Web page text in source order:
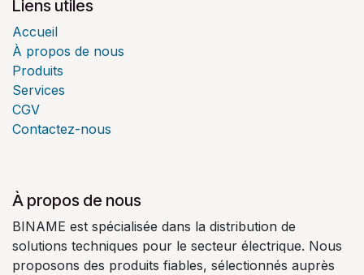
Liens utiles
Accueil
À propos de nous
Produits
Services
CGV
Contactez-nous
À propos de nous
BINAME est spécialisée dans la distribution de
solutions techniques pour le secteur électrique. Nous
proposons des produits fiables, sélectionnés auprès